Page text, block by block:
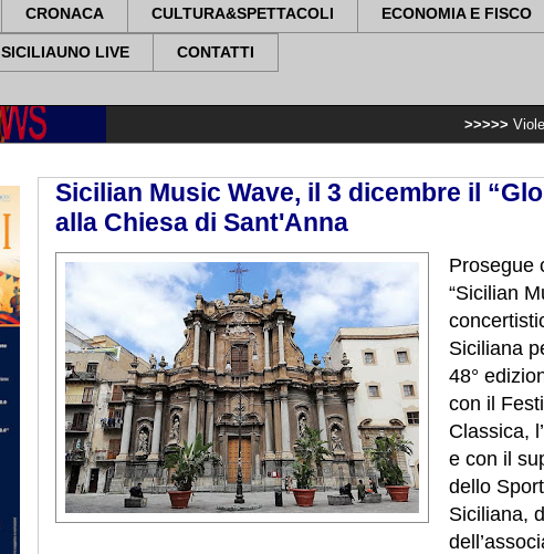
CRONACA CULTURA&SPETTACOLI ECONOMIA E FISCO
SICILIAUNO LIVE CONTATTI
Violenza di
Sicilian Music Wave, il 3 dicembre il
alla Chiesa di Sant'Anna ­ ­
Prosegue
“Sicilian
Siciliana
48°
con il
Classica,
e con il
dello
Siciliana,